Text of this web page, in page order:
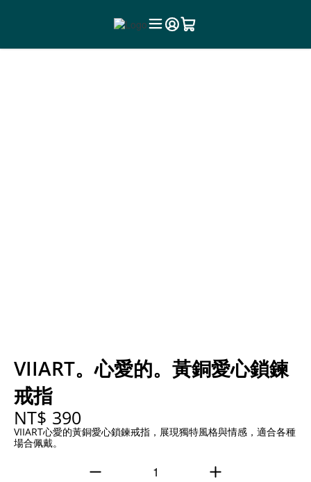
VIIART。心愛的。黃銅愛心鎖鍊
戒指
NT$ 390
VIIART心愛的黃銅愛心鎖鍊戒指，展現獨特風格與情感，適合各種
場合佩戴。